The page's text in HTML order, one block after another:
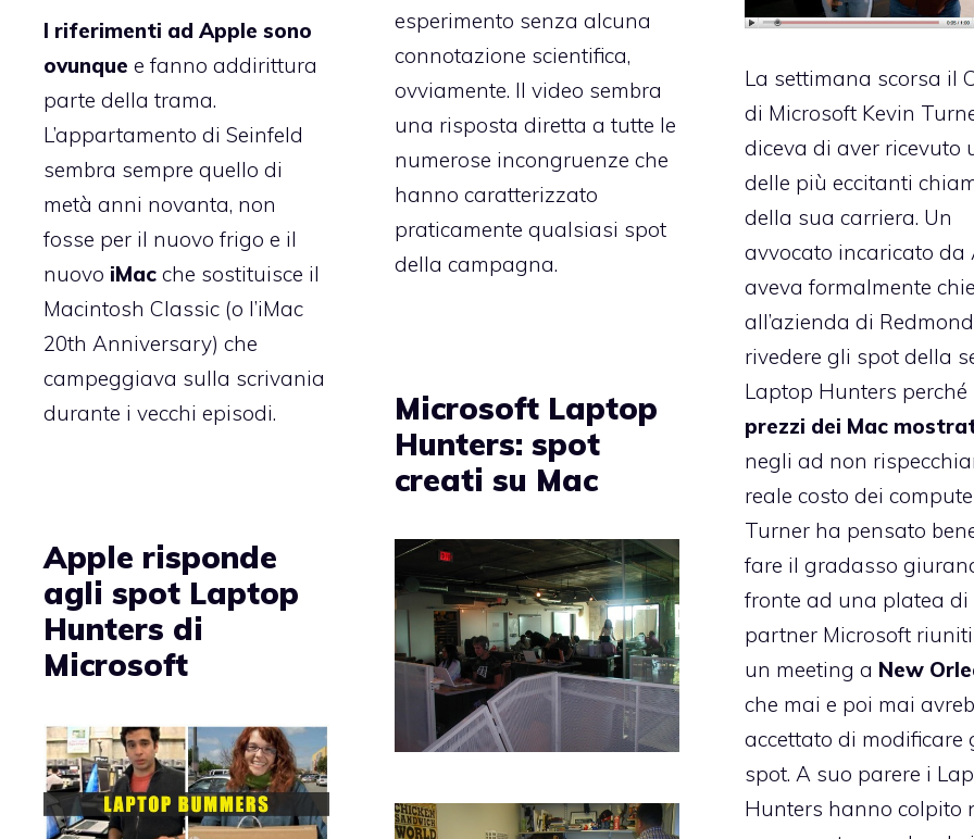
I riferimenti ad Apple sono
ovunque e fanno addirittura
parte della trama.
L’appartamento di Seinfeld
sembra sempre quello di
metà anni novanta, non
fosse per il nuovo frigo e il
nuovo iMac che sostituisce il
Macintosh Classic (o l’iMac
20th Anniversary) che
campeggiava sulla scrivania
durante i vecchi episodi.
esperimento senza alcuna
connotazione scientifica,
ovviamente. Il video sembra
una risposta diretta a tutte le
numerose incongruenze che
hanno caratterizzato
praticamente qualsiasi spot
della campagna.
La settimana scorsa il
di Microsoft Kevin
diceva di aver ricevuto
delle più eccitanti
della sua carriera. Un
avvocato incaricato da
aveva formalmente
all’azienda di
rivedere gli spot della
Laptop Hunters perché
prezzi dei Mac
negli ad non
reale costo dei
Turner ha pensato
fare il gradasso
fronte ad una platea di
partner Microsoft
un meeting a New
che mai e poi mai
accettato di modificare
spot. A suo parere i
Hunters hanno colpito
Microsoft Laptop
Hunters: spot
creati su Mac
Apple risponde
agli spot Laptop
Hunters di
Microsoft